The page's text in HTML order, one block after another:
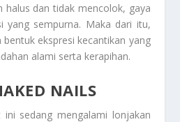
halus dan tidak mencolok, gaya
yang sempurna. Maka dari itu,
ekspresi kecantikan yang
alami serta kerapihan.
NAILS
sedang mengalami lonjakan